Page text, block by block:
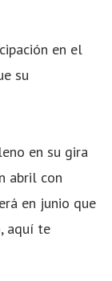
en el
su
en su gira
abril con
en junio que
aquí te